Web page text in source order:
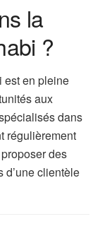
la
?
est en pleine
aux
dans
régulièrement
des
d’une clientèle